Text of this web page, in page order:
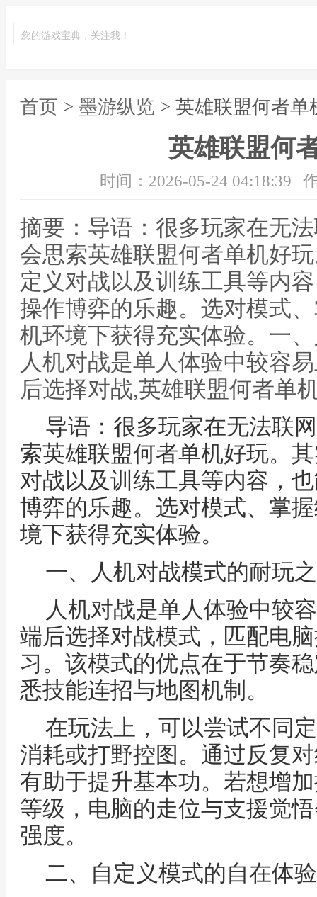
您的游戏宝典，关注我！
首页 > 墨游纵览 > 英雄联盟何者单
英雄联盟何
时间：2026-05-24 04:18:39
摘要：导语：很多玩家在无
会思索英雄联盟何者单机好
定义对战以及训练工具等内
操作博弈的乐趣。选对模式
机环境下获得充实体验。一
人机对战是单人体验中较容
后选择对战,英雄联盟何者单
导语：很多玩家在无法联
索英雄联盟何者单机好玩。
对战以及训练工具等内容，
博弈的乐趣。选对模式、掌
境下获得充实体验。
一、人机对战模式的耐玩
人机对战是单人体验中较
端后选择对战模式，匹配电
习。该模式的优点在于节奏
悉技能连招与地图机制。
在玩法上，可以尝试不同
消耗或打野控图。通过反复
有助于提升基本功。若想增
等级，电脑的走位与支援觉
强度。
二、自定义模式的自在体验